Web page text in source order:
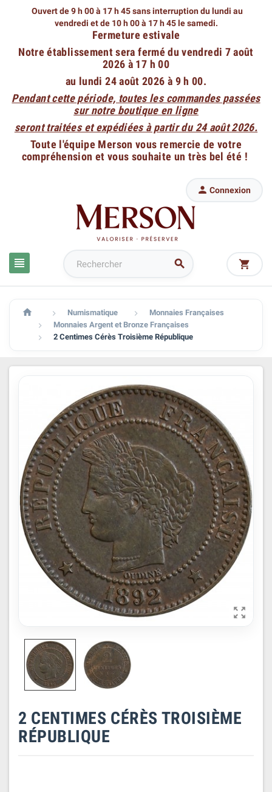
Ouvert de 9 h 00 à 17 h 45 sans interruption du lundi au
vendredi et de 10 h 00 à 17 h 45 le samedi.
Fermeture estivale
Notre établissement sera fermé du vendredi 7 août
2026 à 17 h 00
au lundi 24 août 2026 à 9 h 00.
Pendant cette période, toutes les commandes passées
sur notre boutique en ligne
seront traitées et expédiées à partir du 24 août 2026.
Toute l'équipe Merson vous remercie de votre
compréhension et vous souhaite un très bel été !
 
 Connexion

  Numismatique  Monnaies Françaises
 Monnaies Argent et Bronze Françaises
 2 Centimes Cérès Troisième République

2 CENTIMES CÉRÈS TROISIÈME
RÉPUBLIQUE